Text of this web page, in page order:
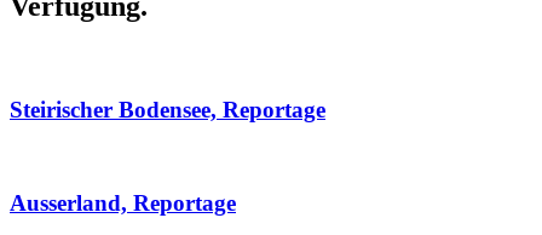
Steirischer Bodensee, Reportage
Ausserland, Reportage